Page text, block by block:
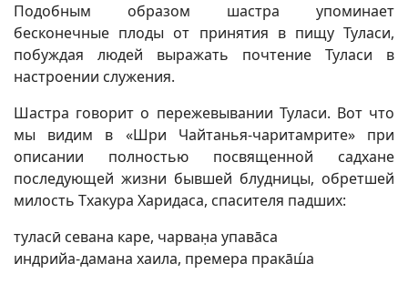
Подобным образом шастра упоминает
бесконечные плоды от принятия в пищу Туласи,
побуждая людей выражать почтение Туласи в
настроении служения.
Шастра говорит о пережевывании Туласи. Вот что
мы видим в «Шри Чайтанья-чаритамрите» при
описании полностью посвященной садхане
последующей жизни бывшей блудницы, обретшей
милость Тхакура Харидаса, спасителя падших:
туласӣ севана каре, чарван̣а упавāса
индрийа-дамана хаила, премера пракāш́а